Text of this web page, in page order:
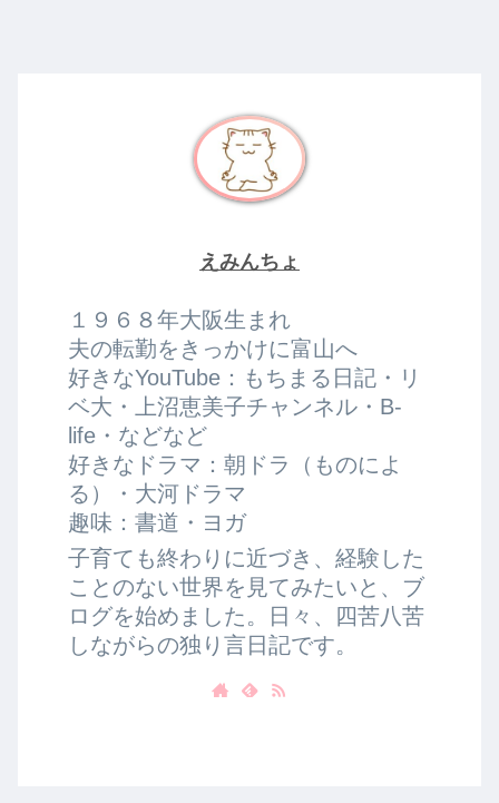
えみんちょ
１９６８年大阪生まれ
夫の転勤をきっかけに富山へ
好きなYouTube：もちまる日記・リ
ベ大・上沼恵美子チャンネル・B-
life・などなど
好きなドラマ：朝ドラ（ものによ
る）・大河ドラマ
趣味：書道・ヨガ
子育ても終わりに近づき、経験した
ことのない世界を見てみたいと、ブ
ログを始めました。日々、四苦八苦
しながらの独り言日記です。